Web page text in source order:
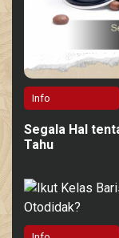
Info
Segala Hal
Tahu